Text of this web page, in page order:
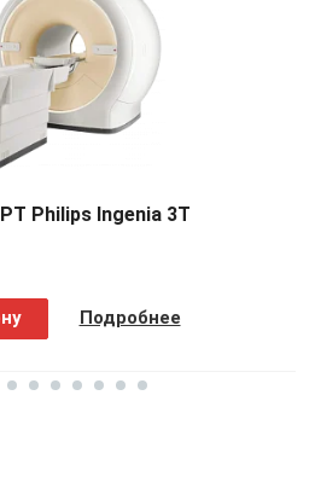
Philips Ingenia 3T
Подробнее